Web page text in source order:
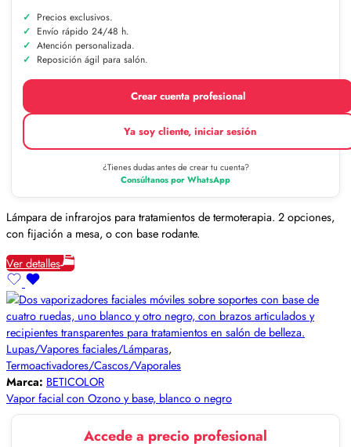
Precios exclusivos.
Envío rápido 24/48 h.
Atención personalizada.
Reposición ágil para salón.
Crear cuenta profesional
Ya soy cliente, iniciar sesión
¿Tienes dudas antes de crear tu cuenta?
Consúltanos por WhatsApp
Lámpara de infrarojos para tratamientos de termoterapia. 2 opciones,
con fijación a mesa, o con base rodante.
Ver detalles
Lupas/Vapores faciales/Lámparas,
Termoactivadores/Cascos/Vaporales
Marca: BETICOLOR
Vapor facial con Ozono y base, blanco o negro
Accede a precio profesional